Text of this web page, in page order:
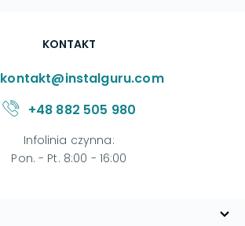
KONTAKT
kontakt@instalguru.com
+48 882 505 980
Infolinia czynna:
Pon. - Pt. 8:00 - 16:00